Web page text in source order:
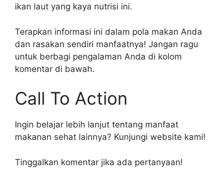
ikan laut yang kaya nutrisi ini.
Terapkan informasi ini dalam pola makan Anda
dan rasakan sendiri manfaatnya! Jangan ragu
untuk berbagi pengalaman Anda di kolom
komentar di bawah.
Call To Action
Ingin belajar lebih lanjut tentang manfaat
makanan sehat lainnya? Kunjungi website kami!
Tinggalkan komentar jika ada pertanyaan!